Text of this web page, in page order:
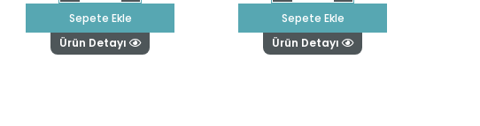
Sepete Ekle
Ürün Detayı
Sepete Ekle
Ürün Detayı